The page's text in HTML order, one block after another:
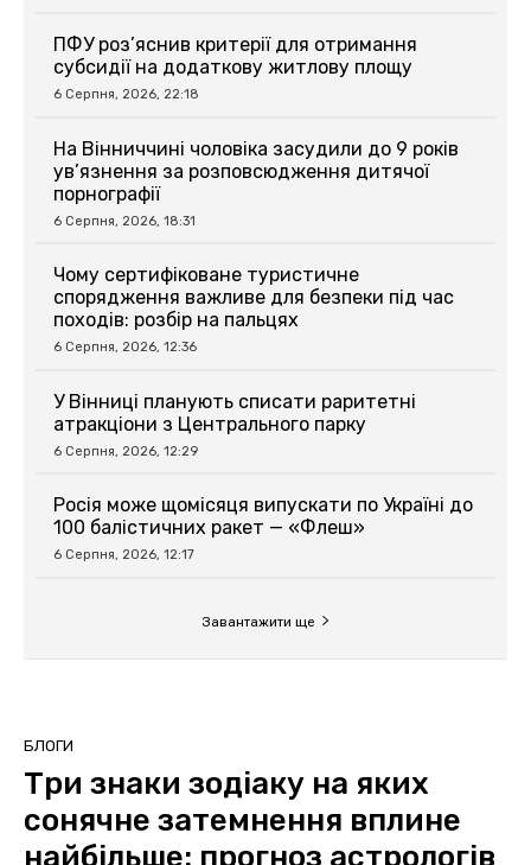
ПФУ роз’яснив критерії для отримання
субсидії на додаткову житлову площу
6 Серпня, 2026, 22:18
На Вінниччині чоловіка засудили до 9 років
ув’язнення за розповсюдження дитячої
порнографії
6 Серпня, 2026, 18:31
Чому сертифіковане туристичне
спорядження важливе для безпеки під час
походів: розбір на пальцях
6 Серпня, 2026, 12:36
У Вінниці планують списати раритетні
атракціони з Центрального парку
6 Серпня, 2026, 12:29
Росія може щомісяця випускати по Україні до
100 балістичних ракет — «Флеш»
6 Серпня, 2026, 12:17
Завантажити ще